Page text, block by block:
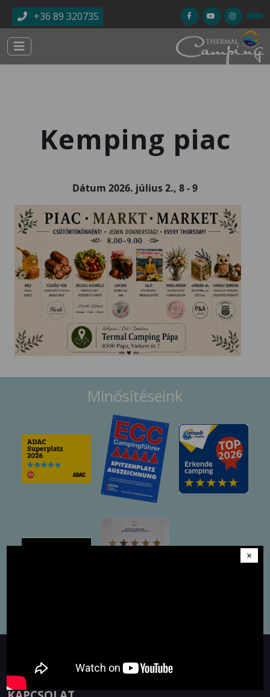
Ugrás a tartalomra
+36 89 320735
Kemping piac
Dátum 2026. július 2., 8-9
Kép
Minősítéseink
×